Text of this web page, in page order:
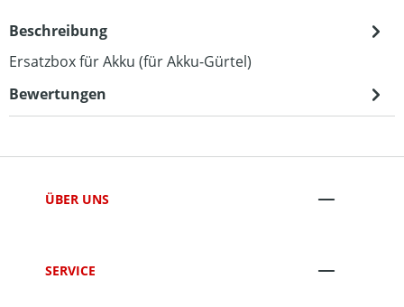
Beschreibung
Ersatzbox für Akku (für Akku-Gürtel)
Bewertungen
ÜBER UNS
SERVICE